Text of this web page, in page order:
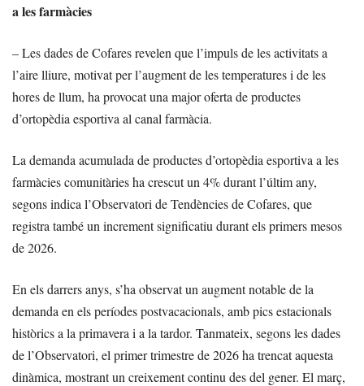
a les farmàcies
– Les dades de Cofares revelen que l’impuls de les activitats a
l’aire lliure, motivat per l’augment de les temperatures i de les
hores de llum, ha provocat una major oferta de productes
d’ortopèdia esportiva al canal farmàcia.
La demanda acumulada de productes d’ortopèdia esportiva a les
farmàcies comunitàries ha crescut un 4% durant l’últim any,
segons indica l’Observatori de Tendències de Cofares, que
registra també un increment significatiu durant els primers mesos
de 2026.
En els darrers anys, s’ha observat un augment notable de la
demanda en els períodes postvacacionals, amb pics estacionals
històrics a la primavera i a la tardor. Tanmateix, segons les dades
de l’Observatori, el primer trimestre de 2026 ha trencat aquesta
dinàmica, mostrant un creixement continu des del gener. El març,